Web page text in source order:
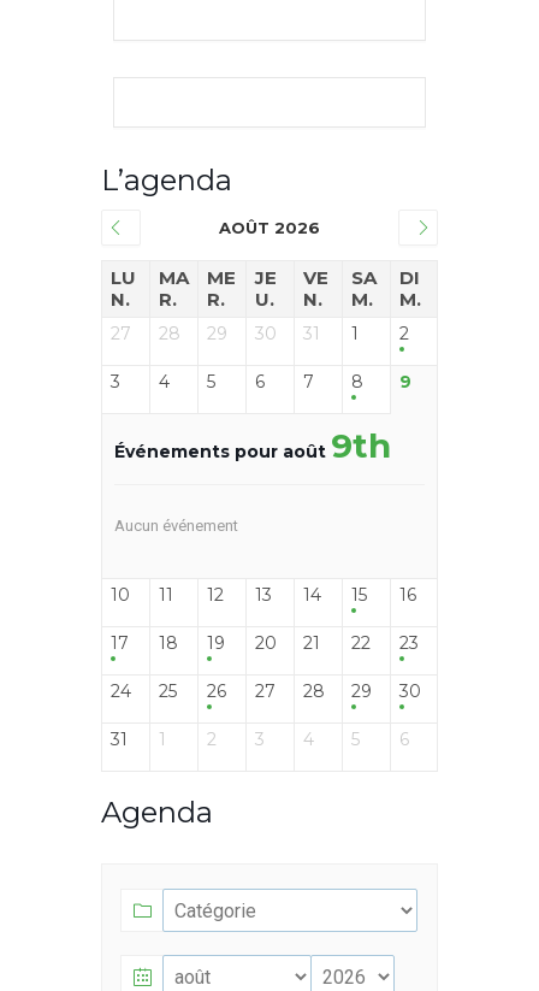
L’agenda
AOÛT 2026
LU
N.
MA
R.
ME
R.
JE
U.
VE
N.
SA
M.
DI
M.
27 28 29 30 31 1 2
3 4 5 6 7 8 9
Événements pour août 9th
Aucun événement
10 11 12 13 14 15 16
17 18 19 20 21 22 23
24 25 26 27 28 29 30
31 1 2 3 4 5 6
Agenda